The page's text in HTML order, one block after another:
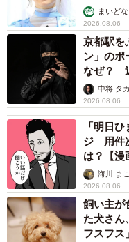
まいど
2026.08.06
京都駅を
ン」の
なぜ？
未熟」
中将 タ
2026.08.06
「明日
ジ 用件
は？【漫
海川 ま
2026.08.06
飼い主が
た犬さん
フスフス